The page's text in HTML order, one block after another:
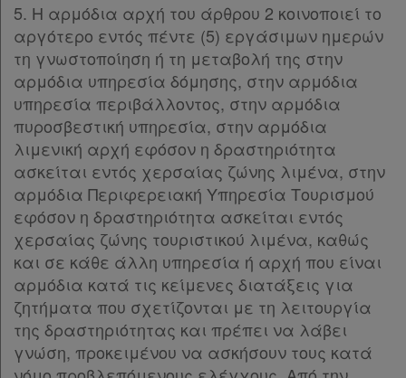
5. Η αρμόδια αρχή του άρθρου 2 κοινοποιεί το
αργότερο εντός πέντε (5) εργάσιμων ημερών
τη γνωστοποίηση ή τη μεταβολή της στην
αρμόδια υπηρεσία δόμησης, στην αρμόδια
υπηρεσία περιβάλλοντος, στην αρμόδια
πυροσβεστική υπηρεσία, στην αρμόδια
λιμενική αρχή εφόσον η δραστηριότητα
ασκείται εντός χερσαίας ζώνης λιμένα, στην
αρμόδια Περιφερειακή Υπηρεσία Τουρισμού
εφόσον η δραστηριότητα ασκείται εντός
χερσαίας ζώνης τουριστικού λιμένα, καθώς
και σε κάθε άλλη υπηρεσία ή αρχή που είναι
αρμόδια κατά τις κείμενες διατάξεις για
ζητήματα που σχετίζονται με τη λειτουργία
της δραστηριότητας και πρέπει να λάβει
γνώση, προκειμένου να ασκήσουν τους κατά